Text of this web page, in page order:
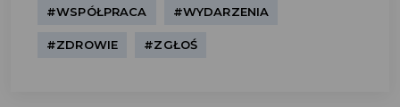
#WSPÓŁPRACA #WYDARZENIA
#ZDROWIE #ZGŁOŚ